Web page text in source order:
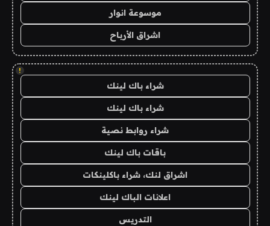
موسوعة انوار
اشراق الأرباح
!
شراء باك لينك
شراء باك لينك
شراء روابط نصية
باقات باك لينك
اشراق لنك، شراء باكلينكات
اعلانات الباك لينك
التدريس